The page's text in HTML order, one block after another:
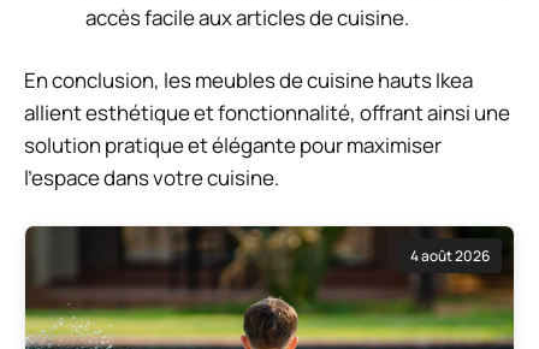
accès facile aux articles de cuisine.
En conclusion, les meubles de cuisine hauts Ikea
allient esthétique et fonctionnalité, offrant ainsi une
solution pratique et élégante pour maximiser
l’espace dans votre cuisine.
4 août 2026